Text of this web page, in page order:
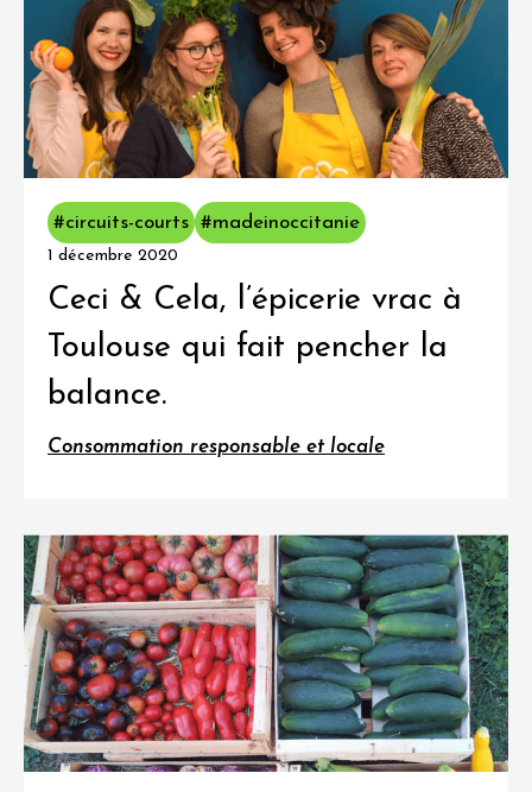
#circuits-courts #madeinoccitanie
1 décembre 2020
Ceci & Cela, l’épicerie vrac à
Toulouse qui fait pencher la
balance.
Consommation responsable et locale